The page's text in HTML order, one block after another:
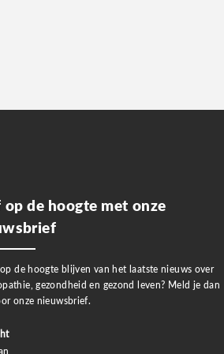
de hoogte met onze
de hoogte blijven van het laatste nieuws over
gezondheid en gezond leven? Meld je dan
onze nieuwsbrief.